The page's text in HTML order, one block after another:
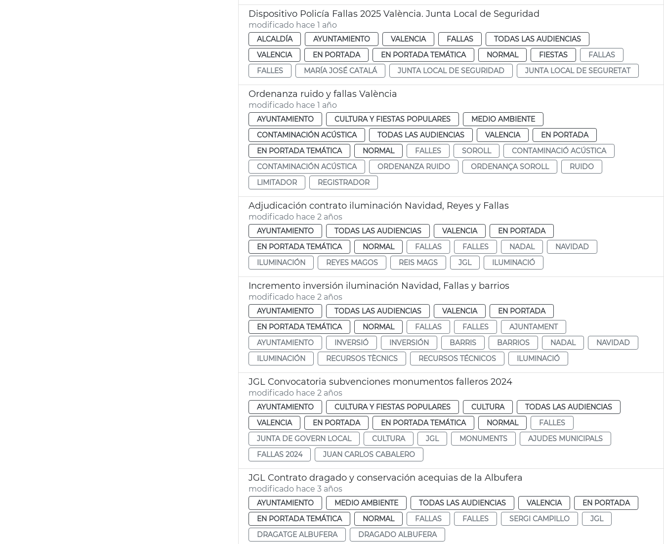
Dispositivo Policía Fallas 2025 València. Junta Local de Seguridad
modificado hace 1 año
ALCALDÍA AYUNTAMIENTO VALENCIA FALLAS
TODAS LAS AUDIENCIAS
VALENCIA
EN PORTADA EN PORTADA TEMÁTICA NORMAL FIESTAS
FALLAS
FALLES
MARÍA JOSÉ CATALÁ JUNTA LOCAL DE SEGURIDAD JUNTA LOCAL DE SEGURETAT
Ordenanza ruido y fallas València
modificado hace 1 año
AYUNTAMIENTO CULTURA Y FIESTAS POPULARES
MEDIO AMBIENTE
CONTAMINACIÓN ACÚSTICA
TODAS LAS AUDIENCIAS VALENCIA
EN PORTADA
EN PORTADA TEMÁTICA
NORMAL FALLES SOROLL
CONTAMINACIÓ ACÚSTICA
CONTAMINACIÓN ACÚSTICA
ORDENANZA RUIDO ORDENANÇA SOROLL
RUIDO
LIMITADOR
REGISTRADOR
Adjudicación contrato iluminación Navidad, Reyes y Fallas
modificado hace 2 años
AYUNTAMIENTO TODAS LAS AUDIENCIAS VALENCIA
EN PORTADA
EN PORTADA TEMÁTICA
NORMAL FALLAS FALLES NADAL
NAVIDAD
ILUMINACIÓN
REYES MAGOS REIS MAGS JGL ILUMINACIÓ
Incremento inversión iluminación Navidad, Fallas y barrios
modificado hace 2 años
AYUNTAMIENTO TODAS LAS AUDIENCIAS VALENCIA
EN PORTADA
EN PORTADA TEMÁTICA
NORMAL FALLAS FALLES
AJUNTAMENT
AYUNTAMIENTO
INVERSIÓ INVERSIÓN BARRIS BARRIOS NADAL
NAVIDAD
ILUMINACIÓN
RECURSOS TÈCNICS RECURSOS TÉCNICOS ILUMINACIÓ
JGL Convocatoria subvenciones monumentos falleros 2024
modificado hace 2 años
AYUNTAMIENTO CULTURA Y FIESTAS POPULARES CULTURA
TODAS LAS AUDIENCIAS
VALENCIA
EN PORTADA EN PORTADA TEMÁTICA NORMAL
FALLES
JUNTA DE GOVERN LOCAL
CULTURA JGL MONUMENTS
AJUDES MUNICIPALS
FALLAS 2024
JUAN CARLOS CABALERO
JGL Contrato dragado y conservación acequias de la Albufera
modificado hace 3 años
AYUNTAMIENTO MEDIO AMBIENTE TODAS LAS AUDIENCIAS VALENCIA
EN PORTADA
EN PORTADA TEMÁTICA
NORMAL FALLAS FALLES SERGI CAMPILLO
JGL
DRAGATGE ALBUFERA
DRAGADO ALBUFERA